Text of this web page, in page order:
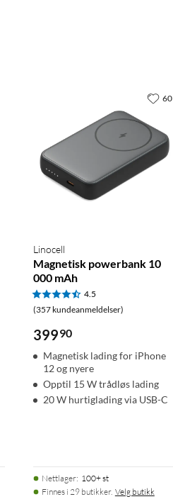
Linocell
Magnetisk powerbank 10
000 mAh
4.5
(357 kundeanmeldelser)
39990
Magnetisk lading for iPhone
12 og nyere
Opptil 15 W trådløs lading
20 W hurtiglading via USB-C
Nettlager: 100+ st
Finnes i 29 butikker. Velg butikk
60